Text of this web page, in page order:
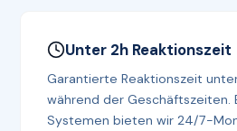
Unter 2h Reaktionszeit
Garantierte Reaktionszeit
während der Geschäftszeiten.
Systemen bieten wir 24/7-